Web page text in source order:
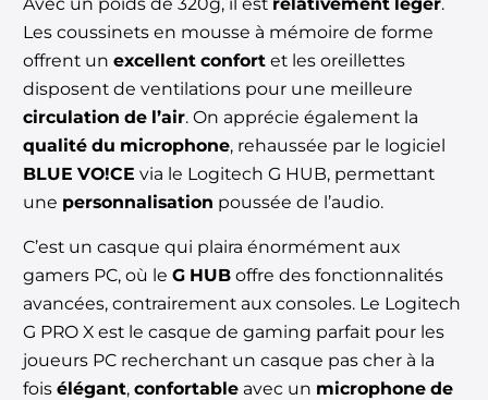
Avec un poids de 320g, il est relativement léger.
Les coussinets en mousse à mémoire de forme
offrent un excellent confort et les oreillettes
disposent de ventilations pour une meilleure
circulation de l’air. On apprécie également la
qualité du microphone, rehaussée par le logiciel
BLUE VO!CE via le Logitech G HUB, permettant
une personnalisation poussée de l’audio.
C’est un casque qui plaira énormément aux
gamers PC, où le G HUB offre des fonctionnalités
avancées, contrairement aux consoles. Le Logitech
G PRO X est le casque de gaming parfait pour les
joueurs PC recherchant un casque pas cher à la
fois élégant, confortable avec un microphone de